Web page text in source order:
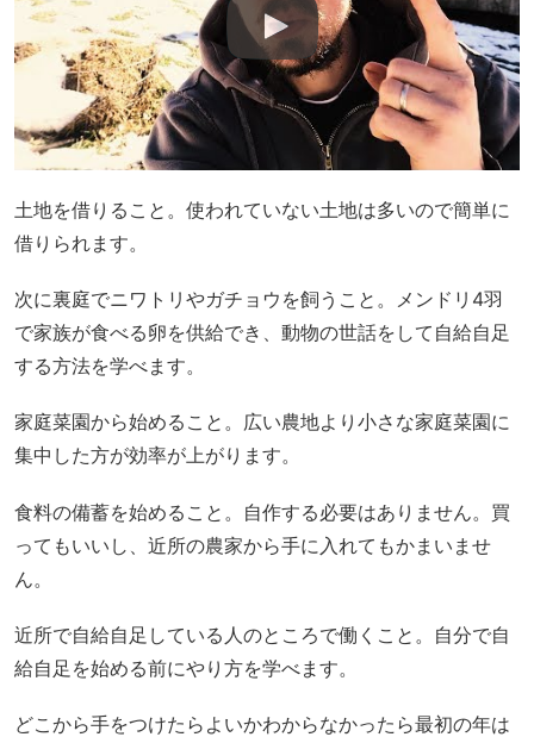
土地を借りること。使われていない土地は多いので簡単に
借りられます。
次に裏庭でニワトリやガチョウを飼うこと。メンドリ4羽
で家族が食べる卵を供給でき、動物の世話をして自給自足
する方法を学べます。
家庭菜園から始めること。広い農地より小さな家庭菜園に
集中した方が効率が上がります。
食料の備蓄を始めること。自作する必要はありません。買
ってもいいし、近所の農家から手に入れてもかまいませ
ん。
近所で自給自足している人のところで働くこと。自分で自
給自足を始める前にやり方を学べます。
どこから手をつけたらよいかわからなかったら最初の年は